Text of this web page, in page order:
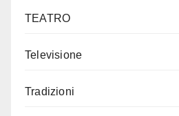
TEATRO
Televisione
Tradizioni